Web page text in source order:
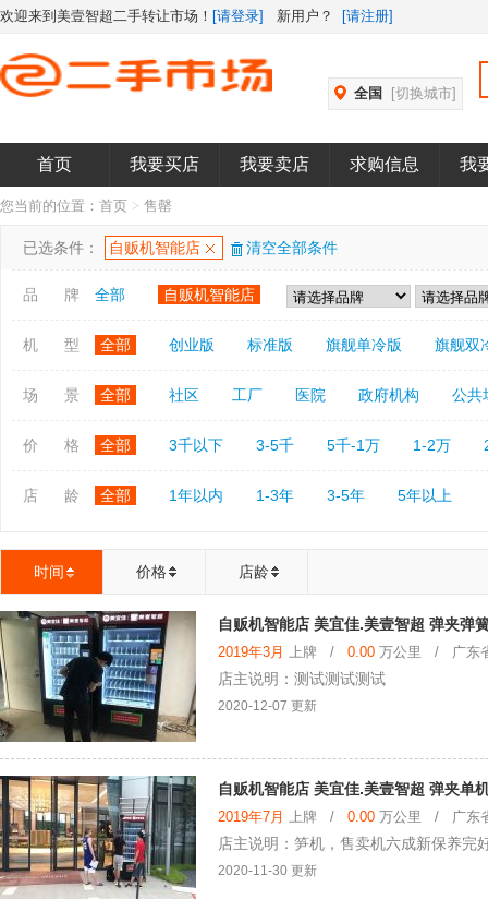
欢迎来到美壹智超二手转让市场！ [请登录] 新用户？ [请注册]
全国 [切换城市]
首页 我要买店 我要卖店 求购信息 我
您当前的位置： 首页 > 售罄
已选条件： 自贩机智能店 清空全部条件
品 牌 全部 自贩机智能店
机 型 全部 创业版 标准版 旗舰单冷版 旗舰双
场 景 全部 社区 工厂 医院 政府机构 公共
价 格 全部 3千以下 3-5千 5千-1万 1-2万
店 龄 全部 1年以内 1-3年 3-5年 5年以上
时间 价格 店龄
自贩机智能店 美宜佳.美壹智超 弹夹弹
2019年3月 上牌 / 0.00 万公里 / 广东省
店主说明：测试测试测试
2020-12-07 更新
自贩机智能店 美宜佳.美壹智超 弹夹单
2019年7月 上牌 / 0.00 万公里 / 广东省
店主说明：笋机，售卖机六成新保养完
2020-11-30 更新